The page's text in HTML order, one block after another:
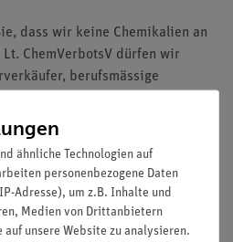
dass wir keine Chemikalien an
ChemVerbotsV dürfen wir
berufsmässige
ähnliche Technologien auf
personenbezogene Daten
Adresse), um z.B. Inhalte und
Medien von Drittanbietern
unsere Website zu analysieren.